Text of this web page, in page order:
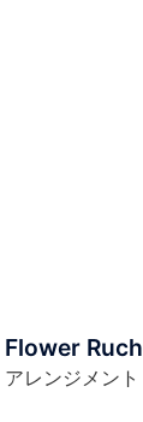
Flower
アレンジメン